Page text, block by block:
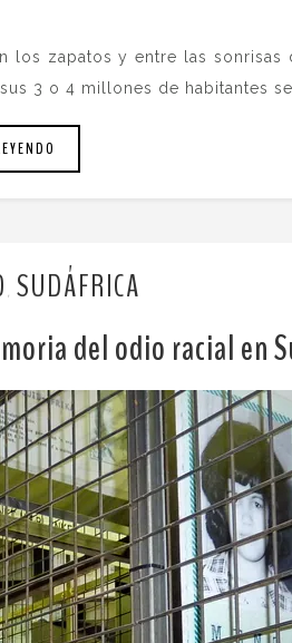
zapatos y entre las sonrisas
3 o 4 millones de habitantes
, SUDÁFRICA
del odio racial en